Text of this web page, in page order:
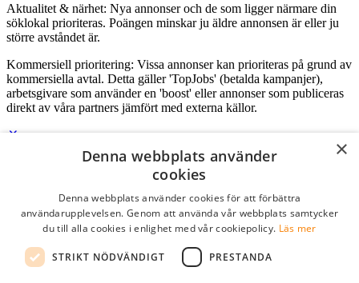
Aktualitet & närhet: Nya annonser och de som ligger närmare din
söklokal prioriteras. Poängen minskar ju äldre annonsen är eller ju
större avståndet är.
Kommersiell prioritering: Vissa annonser kan prioriteras på grund av
kommersiella avtal. Detta gäller 'TopJobs' (betalda kampanjer),
arbetsgivare som använder en 'boost' eller annonser som publiceras
direkt av våra partners jämfört med externa källor.
Logga in som företag
Lösenord
kom ihåg mig
×
Denna webbplats använder
cookies
Denna webbplats använder cookies för att förbättra
användarupplevelsen. Genom att använda vår webbplats samtycker
du till alla cookies i enlighet med vår cookiepolicy. Läs mer
STRIKT NÖDVÄNDIGT PRESTANDA